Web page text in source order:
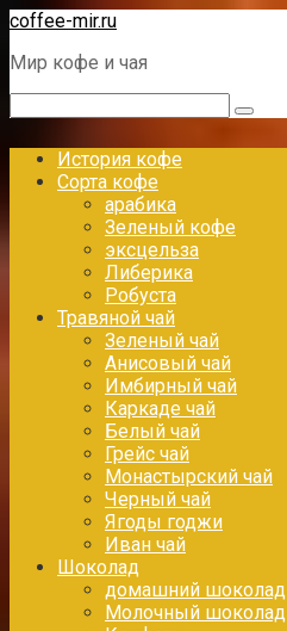
Перейти
контенту
coffee-mir.ru
Мир кофе и чая
История кофе
Сорта кофе
арабика
Зеленый кофе
эксцельза
Либерика
Робуста
Травяной чай
Зеленый чай
Анисовый чай
Имбирный чай
Каркаде чай
Белый чай
Грейс чай
Монастырский чай
Черный чай
Ягоды годжи
Иван чай
Шоколад
домашний шоколад
Молочный шоколад